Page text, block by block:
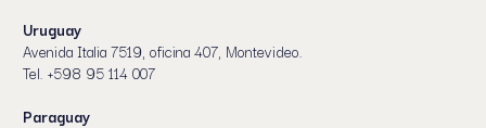
Uruguay
Avenida Italia 7519, oficina 407, Montevideo.
Tel. +598 95 114 007
Paraguay